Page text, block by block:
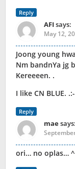
Reply
AFIsays:
May 12,
Joong young
Nm bandnYa jg
Kereeeen. .
I like CN BLUE.
Reply
maesays:
ori… no oplas…